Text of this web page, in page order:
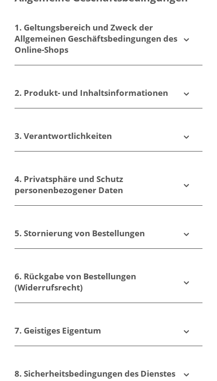
1. Geltungsbereich und Zweck der
Allgemeinen Geschäftsbedingungen des
Online-Shops
2. Produkt- und Inhaltsinformationen
3. Verantwortlichkeiten
4. Privatsphäre und Schutz
personenbezogener Daten
5. Stornierung von Bestellungen
6. Rückgabe von Bestellungen
(Widerrufsrecht)
7. Geistiges Eigentum
8. Sicherheitsbedingungen des Dienstes
Erwarten